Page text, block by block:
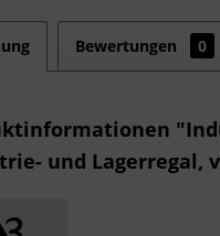
Bewertungen 0
und Lagerregal,